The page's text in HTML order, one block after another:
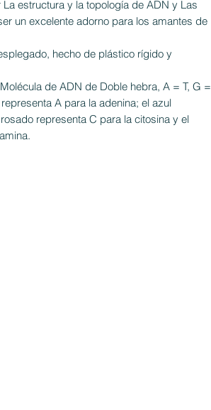
estructura y la topología de ADN y Las
un excelente adorno para los amantes de
hecho de plástico rígido y
de ADN de Doble hebra, A = T, G =
A para la adenina; el azul
representa C para la citosina y el